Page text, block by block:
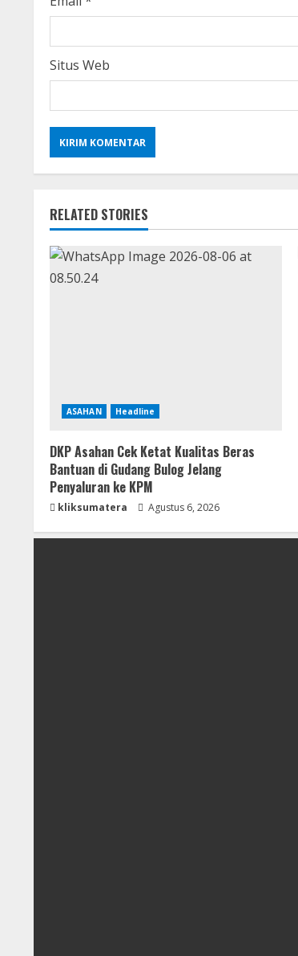
g
Situs Web
RELATED STORIES
ASAHAN Headline
DKP Asahan Cek Ketat Kualitas Beras
Bantuan di Gudang Bulog Jelang
Penyaluran ke KPM
kliksumatera Agustus 6, 2026